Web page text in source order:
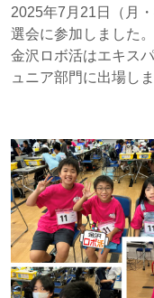
2025年7月21日（月
選会に参加しました。
金沢ロボ活はエキス
ュニア部門に出場しま